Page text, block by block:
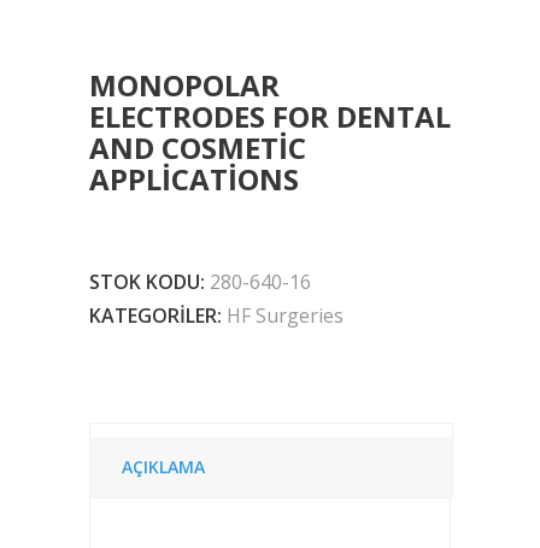
MONOPOLAR
ELECTRODES FOR DENTAL
AND COSMETIC
APPLICATIONS
STOK KODU: 280-640-16
KATEGORILER: HF Surgeries
AÇIKLAMA